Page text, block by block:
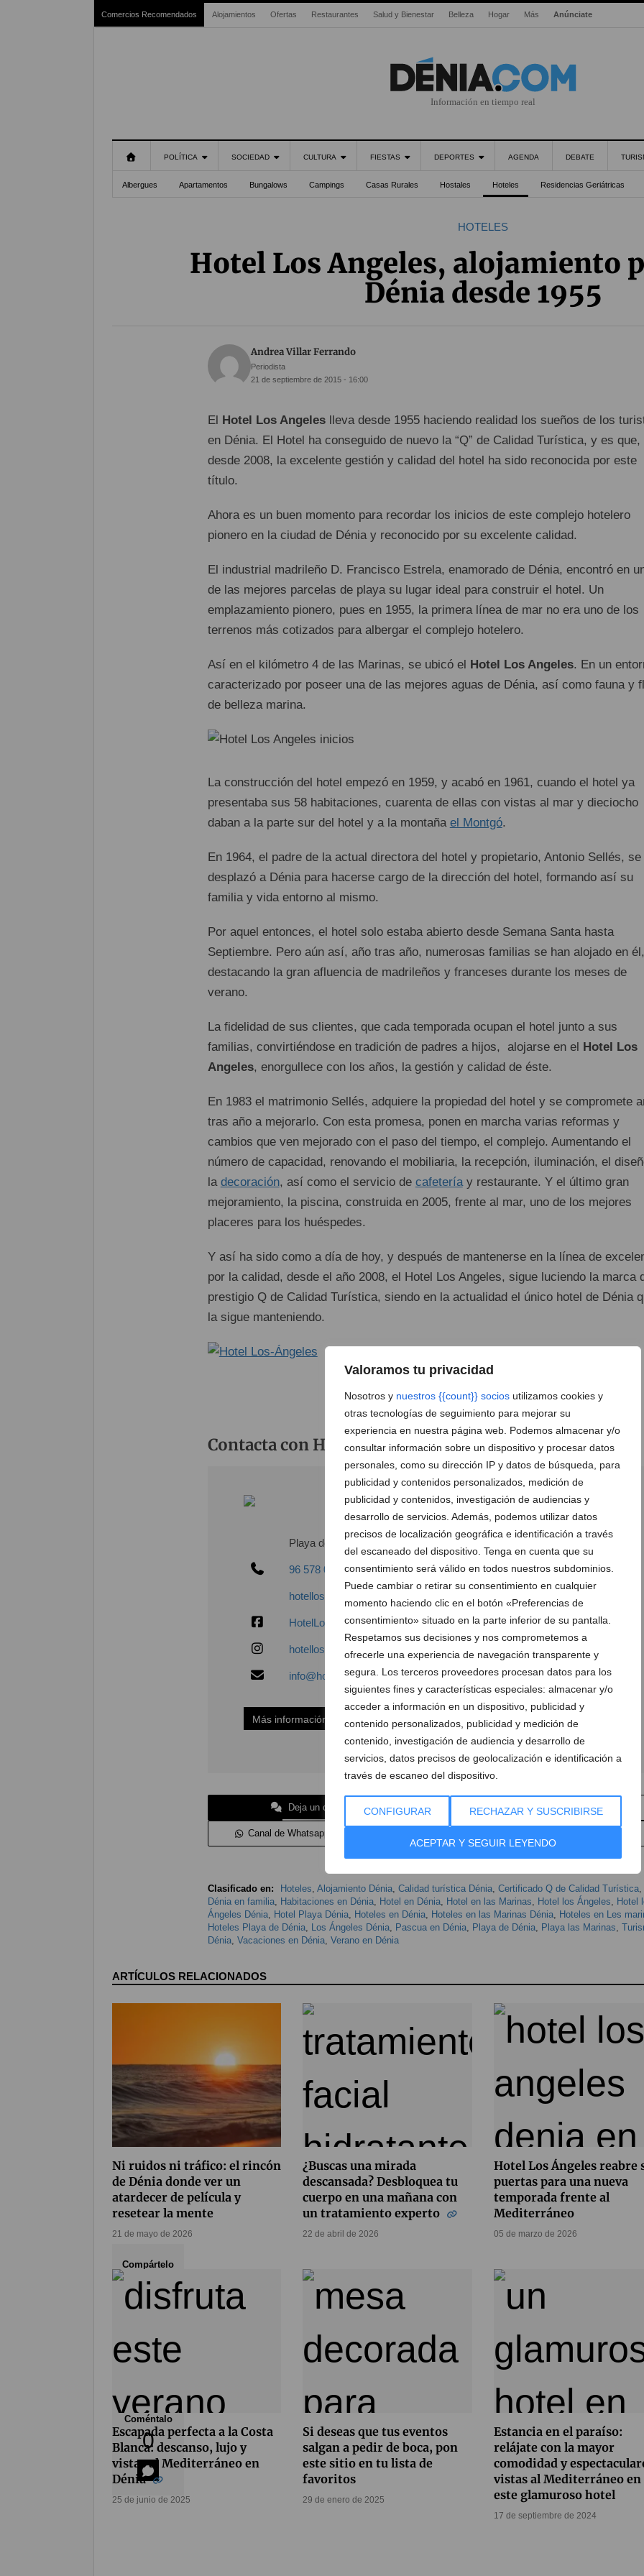
Valoramos tu privacidad
Nosotros y nuestros {{count}} socios utilizamos cookies y
otras tecnologías de seguimiento para mejorar su
experiencia en nuestra página web. Podemos almacenar y/o
consultar información sobre un dispositivo y procesar datos
personales, como su dirección IP y datos de búsqueda, para
publicidad y contenidos personalizados, medición de
publicidad y contenidos, investigación de audiencias y
desarrollo de servicios. Además, podemos utilizar datos
precisos de localización geográfica e identificación a través
del escaneado del dispositivo. Tenga en cuenta que su
consentimiento será válido en todos nuestros subdominios.
Puede cambiar o retirar su consentimiento en cualquier
momento haciendo clic en el botón «Preferencias de
consentimiento» situado en la parte inferior de su pantalla.
Respetamos sus decisiones y nos comprometemos a
ofrecerle una experiencia de navegación transparente y
segura. Los terceros proveedores procesan datos para los
siguientes fines y características especiales: almacenar y/o
acceder a información en un dispositivo, publicidad y
contenido personalizados, publicidad y medición de
contenido, investigación de audiencia y desarrollo de
servicios, datos precisos de geolocalización e identificación a
través de escaneo del dispositivo.
CONFIGURAR RECHAZAR Y SUSCRIBIRSE
ACEPTAR Y SEGUIR LEYENDO
Comercios Recomendados Alojamientos Ofertas Restaurantes Salud y Bienestar Belleza Hogar Más Anúnciate
Información en tiempo real
POLÍTICA SOCIEDAD CULTURA FIESTAS DEPORTES AGENDA DEBATE
Albergues Apartamentos Bungalows Campings Casas Rurales Hostales Hoteles Residencias Geriátricas
HOTELES
Hotel Los Angeles, alojamiento
Dénia desde 1955
Compártelo
61
Coméntalo
0
Andrea Villar Ferrando
Periodista
21 de septiembre de 2015 - 16:00
El Hotel Los Angeleslleva desde 1955 haciendo realidad los sueños de los
en Dénia. El Hotel ha conseguido de nuevo la “Q” de Calidad Turística, y es que,
desde 2008, la excelente gestión y calidad del hotel ha sido reconocida por este
título.
Ahora es un buen momento para recordar los inicios de este complejo hotelero
pionero en la ciudad de Dénia y reconocido por su excelente calidad.
El industrial madrileño D. Francisco Estrela, enamorado de Dénia, encontró en
de las mejores parcelas de playa su lugar ideal para construir el hotel. Un
emplazamiento pionero, pues en 1955, la primera línea de mar no era uno de los
terrenos más cotizados para albergar el complejo hotelero.
Así en el kilómetro 4 de las Marinas, se ubicó el Hotel Los Angeles. En un
caracterizado por poseer una de las mejores aguas de Dénia, así como fauna y
de belleza marina.
La construcción del hotel empezó en 1959, y acabó en 1961, cuando el hotel ya
presentaba sus 58 habitaciones, cuarenta de ellas con vistas al mar y dieciocho
daban a la parte sur del hotel y a la montaña el Montgó.
En 1964, el padre de la actual directora del hotel y propietario, Antonio Sellés, se
desplazó a Dénia para hacerse cargo de la dirección del hotel, formando así su
familia y vida entorno al mismo.
Por aquel entonces, el hotel solo estaba abierto desde Semana Santa hasta
Septiembre. Pero aún así, año tras año, numerosas familias se han alojado en él,
destacando la gran afluencia de madrileños y franceses durante los meses de
verano.
La fidelidad de sus clientes, que cada temporada ocupan el hotel junto a sus
familias, convirtiéndose en tradición de padres a hijos, alojarse en el Hotel Los
Angeles, enorgullece con los años, la gestión y calidad de éste.
En 1983 el matrimonio Sellés, adquiere la propiedad del hotel y se compromete
tras año a mejorarlo. Con esta promesa, ponen en marcha varias reformas y
cambios que ven mejorado con el paso del tiempo, el complejo. Aumentando el
número de capacidad, renovando el mobiliaria, la recepción, iluminación, el
la decoración, así como el servicio de cafeteríay restaurante. Y el último gran
mejoramiento, la piscina, construida en 2005, frente al mar, uno de los mejores
placeres para los huéspedes.
Y así ha sido como a día de hoy, y después de mantenerse en la línea de
por la calidad, desde el año 2008, el Hotel Los Angeles, sigue luciendo la marca
prestigio Q de Calidad Turística, siendo en la actualidad el único hotel de Dénia
la sigue manteniendo.
Contacta con Hotel Los Ángeles
Playa de las Marinas km. 4 Ver en Google Maps
96 578 04 58
hotellosangelesdenia.com
HotelLosAngelesDenia
hotellosangelesdenia
info@hotellosangelesdenia.com
Más información
Deja un comentario Suscríbete a la newsletter
Canal de Whatsapp
Clasificado en: Hoteles, Alojamiento Dénia, Calidad turística Dénia, Certificado Q de Calidad Turística,
Dénia en familia, Habitaciones en Dénia, Hotel en Dénia, Hotel en las Marinas, Hotel los Ángeles, Hotel
Ángeles Dénia, Hotel Playa Dénia, Hoteles en Dénia, Hoteles en las Marinas Dénia, Hoteles en Les
Hoteles Playa de Dénia, Los Ángeles Dénia, Pascua en Dénia, Playa de Dénia, Playa las Marinas,
Dénia, Vacaciones en Dénia, Verano en Dénia
ARTÍCULOS RELACIONADOS
Ni ruidos ni tráfico: el rincón
de Dénia donde ver un
atardecer de película y
resetear la mente
21 de mayo de 2026
¿Buscas una mirada
descansada? Desbloquea tu
cuerpo en una mañana con
un tratamiento experto
22 de abril de 2026
Hotel Los Ángeles reabre
puertas para una nueva
temporada frente al
Mediterráneo
05 de marzo de 2026
Escapada perfecta a la Costa
Blanca: descanso, lujo y
vistas al Mediterráneo en
Dénia
25 de junio de 2025
Si deseas que tus eventos
salgan a pedir de boca, pon
este sitio en tu lista de
favoritos
29 de enero de 2025
Estancia en el paraíso:
relájate con la mayor
comodidad y
vistas al Mediterráneo en
este glamuroso hotel
17 de septiembre de 2024